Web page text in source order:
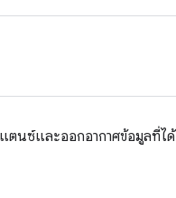
นซ์และออกอากาศข้อมูลที่ได้